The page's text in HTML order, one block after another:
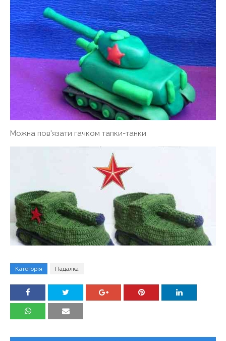
Можна пов'язати гачком тапки-танки
Категорія Падалка